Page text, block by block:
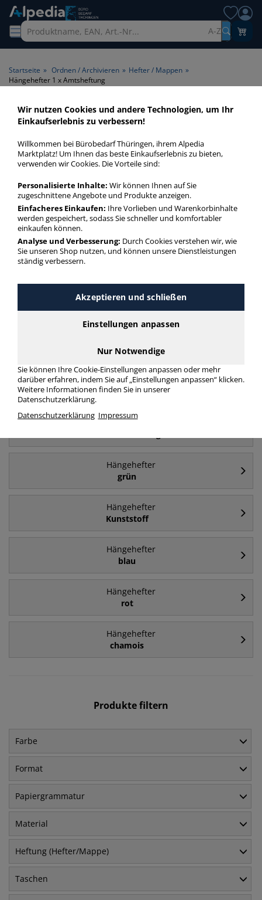
A-Z
Startseite » Ordnen / Archivieren » Hefter / Mappen »
Hängehefter 1 x Amtsheftung
Hängehefter 1 x Amtsheftung
> Heftung (Hefter/Mappe) 1 x
Amtsheftung
Hängehefter 1 x Amtsheftung in bester Qualität zum
günstigen Preis. Finden Sie schnell Hängehefter 1 x
Amtsheftung mit unserer Filter-Funktion.
Hängehefter 1 x Amtsheftung
mehr Infos zur Kategorie
Häufig gesucht
mit Tasche
Hängehefter
mit Tasche / selbst Tasche
Hängehefter
Hängehefter
grün
Hängehefter
Kunststoff
Hängehefter
blau
Hängehefter
rot
Hängehefter
chamois
Produkte filtern
Farbe
Format
Papiergrammatur
Material
Heftung (Hefter/Mappe)
Taschen
Wir nutzen Cookies und andere Technologien, um Ihr
Einkaufserlebnis zu verbessern!
Willkommen bei Bürobedarf Thüringen, ihrem Alpedia
Marktplatz! Um Ihnen das beste Einkaufserlebnis zu bieten,
verwenden wir Cookies. Die Vorteile sind:
Personalisierte Inhalte: Wir können Ihnen auf Sie
zugeschnittene Angebote und Produkte anzeigen.
Einfacheres Einkaufen: Ihre Vorlieben und Warenkorbinhalte
werden gespeichert, sodass Sie schneller und komfortabler
einkaufen können.
Analyse und Verbesserung: Durch Cookies verstehen wir, wie
Sie unseren Shop nutzen, und können unsere Dienstleistungen
ständig verbessern.
Akzeptieren und schließen
Einstellungen anpassen
Nur Notwendige
Sie können Ihre Cookie-Einstellungen anpassen oder mehr
darüber erfahren, indem Sie auf „Einstellungen anpassen“ klicken.
Weitere Informationen finden Sie in unserer
Datenschutzerklärung.
Datenschutzerklärung Impressum